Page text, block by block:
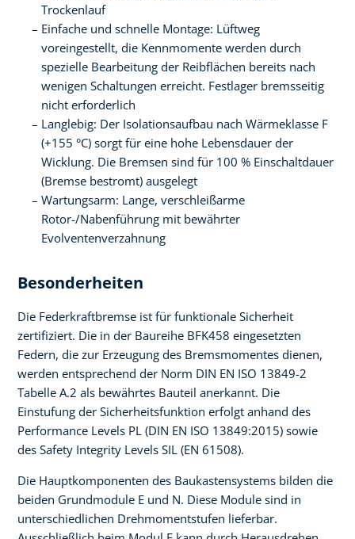
Trockenlauf
Einfache und schnelle Montage: Lüftweg
voreingestellt, die Kennmomente werden durch
spezielle Bearbeitung der Reibflächen bereits nach
wenigen Schaltungen erreicht. Festlager bremsseitig
nicht erforderlich
Langlebig: Der Isolationsaufbau nach Wärmeklasse F
(+155 °C) sorgt für eine hohe Lebensdauer der
Wicklung. Die Bremsen sind für 100 % Einschaltdauer
(Bremse bestromt) ausgelegt
Wartungsarm: Lange, verschleißarme
Rotor-/Nabenführung mit bewährter
Evolventenverzahnung
Besonderheiten
Die Federkraftbremse ist für funktionale Sicherheit
zertifiziert. Die in der Baureihe BFK458 eingesetzten
Federn, die zur Erzeugung des Bremsmomentes dienen,
werden entsprechend der Norm DIN EN ISO 13849-2
Tabelle A.2 als bewährtes Bauteil anerkannt. Die
Einstufung der Sicherheitsfunktion erfolgt anhand des
Performance Levels PL (DIN EN ISO 13849:2015) sowie
des Safety Integrity Levels SIL (EN 61508).
Die Hauptkomponenten des Baukastensystems bilden die
beiden Grundmodule E und N. Diese Module sind in
unterschiedlichen Drehmomentstufen lieferbar.